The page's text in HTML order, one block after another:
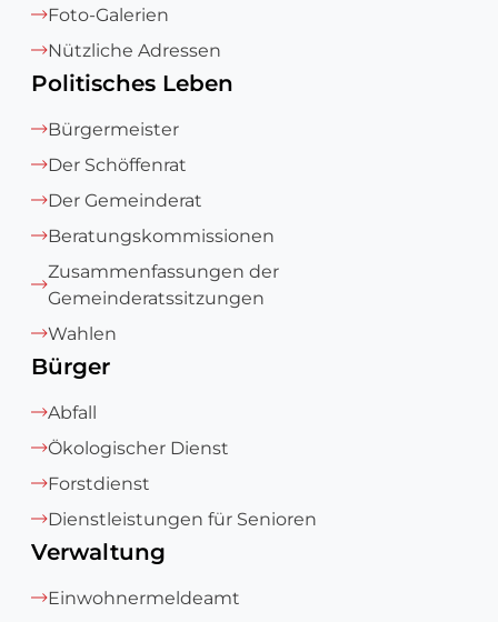
Foto-Galerien
Nützliche Adressen
Politisches Leben
Bürgermeister
Der Schöffenrat
Der Gemeinderat
Beratungskommissionen
Zusammenfassungen der
Gemeinderatssitzungen
Wahlen
Bürger
Abfall
Ökologischer Dienst
Forstdienst
Dienstleistungen für Senioren
Verwaltung
Einwohnermeldeamt